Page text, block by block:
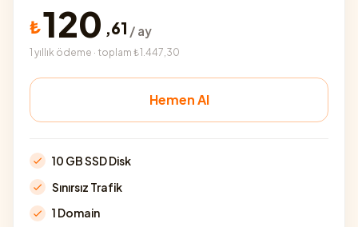
₺120 ,61 / ay
1 yıllık ödeme · toplam ₺1.447,30
Hemen Al
10 GB SSD Disk
Sınırsız Trafik
1 Domain